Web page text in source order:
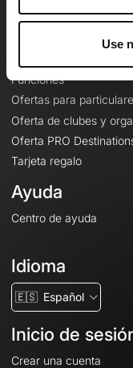
Use
Funciones
Ofertas para
Oferta de clubes y
Oferta PRO
Tarjeta regalo
Ayuda
Centro de ayuda
Idioma
🇪🇸 Español
Inicio de
Crear una cuenta